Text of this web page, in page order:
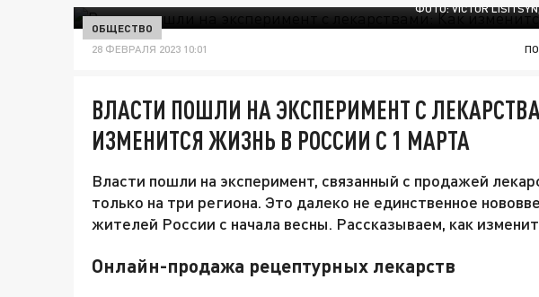
ФОТО: VICTOR
ОБЩЕСТВО
28 ФЕВРАЛЯ 2023 10:01
ВЛАСТИ ПОШЛИ НА ЭКСПЕРИМЕНТ С
ИЗМЕНИТСЯ ЖИЗНЬ В РОССИИ С 1 МАРТА
Власти пошли на эксперимент, связанный с продажей
только на три региона. Это далеко не единственное
жителей России с начала весны. Рассказываем, как
Онлайн-продажа рецептурных лекарств